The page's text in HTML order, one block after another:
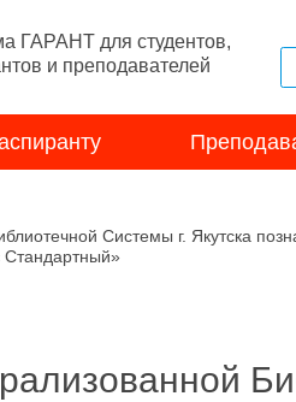
ГАРАНТ для студентов,
и преподавателей
Системы г. Якутска